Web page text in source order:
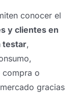
conocer el
y clientes en
testar,
compra o
gracias